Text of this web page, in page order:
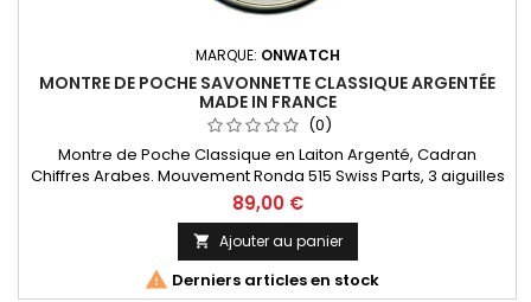
MARQUE: ONWATCH
MONTRE DE POCHE SAVONNETTE CLASSIQUE ARGENTÉE
MADE IN FRANCE
(0)
Montre de Poche Classique en Laiton Argenté, Cadran
Chiffres Arabes. Mouvement Ronda 515 Swiss Parts, 3 aiguilles
et dateur à 6h. Fabrication Française.
89,00 €
 Ajouter au panier
 Derniers articles en stock